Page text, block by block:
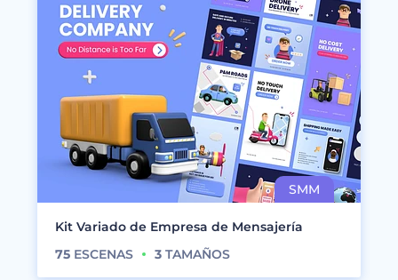
Kit Variado de Empresa de Mensajería
75 ESCENAS 3 TAMAÑOS